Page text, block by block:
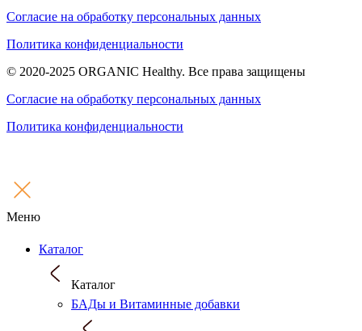
Согласие на обработку персональных данных
Политика конфиденциальности
© 2020-2025 ORGANIC Healthy. Все права защищены
Согласие на обработку персональных данных
Политика конфиденциальности
Меню
Каталог
Каталог
БАДы и Витаминные добавки